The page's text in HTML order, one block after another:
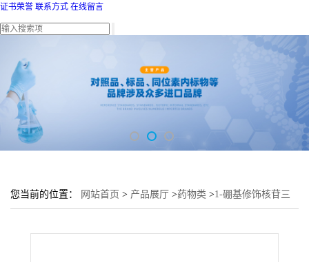
证书荣誉 联系方式 在线留言
您当前的位置： 网站首页 > 产品展厅 >药物类 >1-硼基修饰核苷三